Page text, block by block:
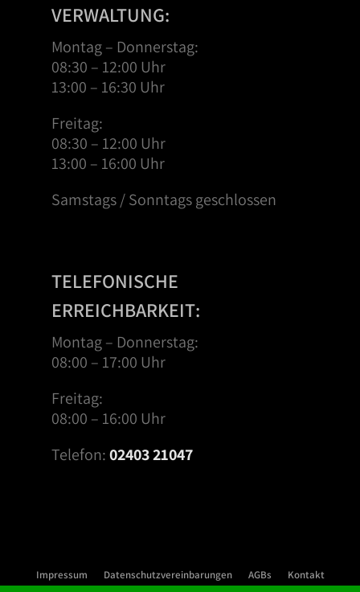
VERWALTUNG:
Montag – Donnerstag:
08:30 – 12:00 Uhr
13:00 – 16:30 Uhr
Freitag:
08:30 – 12:00 Uhr
13:00 – 16:00 Uhr
Samstags / Sonntags geschlossen
TELEFONISCHE
ERREICHBARKEIT:
Montag – Donnerstag:
08:00 – 17:00 Uhr
Freitag:
08:00 – 16:00 Uhr
Telefon:02403 21047
Impressum Datenschutzvereinbarungen AGBs Kontakt